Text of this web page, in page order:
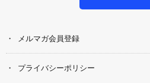
メルマガ会員登録
プライバシーポリシー